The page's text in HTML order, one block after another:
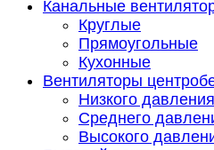
Канальные
Круглые
Прямоугольные
Кухонные
Вентиляторы
Низкого
Среднего
Высокого